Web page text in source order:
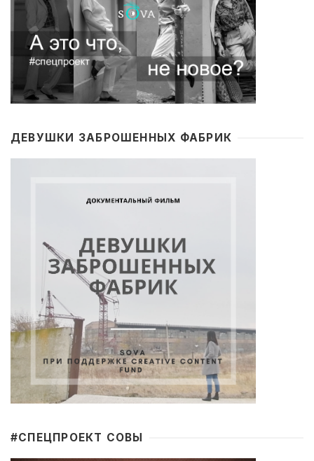
ДЕВУШКИ ЗАБРОШЕННЫХ ФАБРИК
#CПЕЦПРОЕКТ СОВЫ